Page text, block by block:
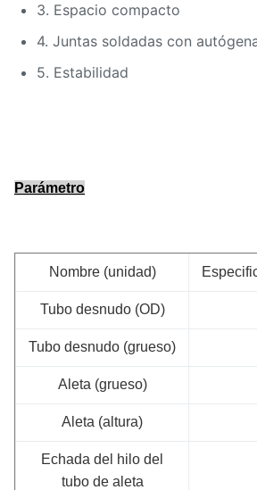
3. Espacio compacto
4. Juntas soldadas con
5. Estabilidad
Parámetro
Nombre (unidad)
Tubo desnudo (OD)
Tubo desnudo (grueso)
Aleta (grueso)
Aleta (altura)
Echada del hilo del
tubo de aleta